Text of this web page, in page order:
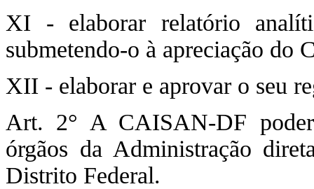
XI - elaborar relatório
submetendo-o à apreciação do
XII - elaborar e aprovar o seu
Art. 2° A CAISAN-DF
órgãos da Administração
Distrito Federal.